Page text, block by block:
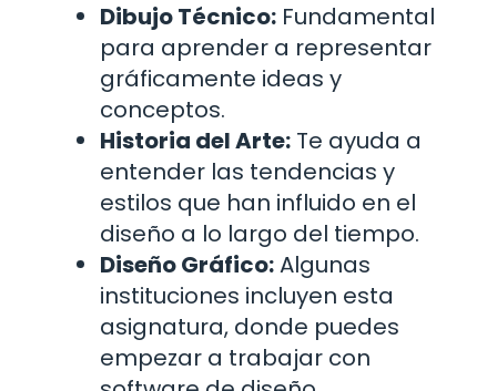
Dibujo Técnico: Fundamental
para aprender a representar
gráficamente ideas y
conceptos.
Historia del Arte: Te ayuda a
entender las tendencias y
estilos que han influido en el
diseño a lo largo del tiempo.
Diseño Gráfico:Algunas
instituciones incluyen esta
asignatura, donde puedes
empezar a trabajar con